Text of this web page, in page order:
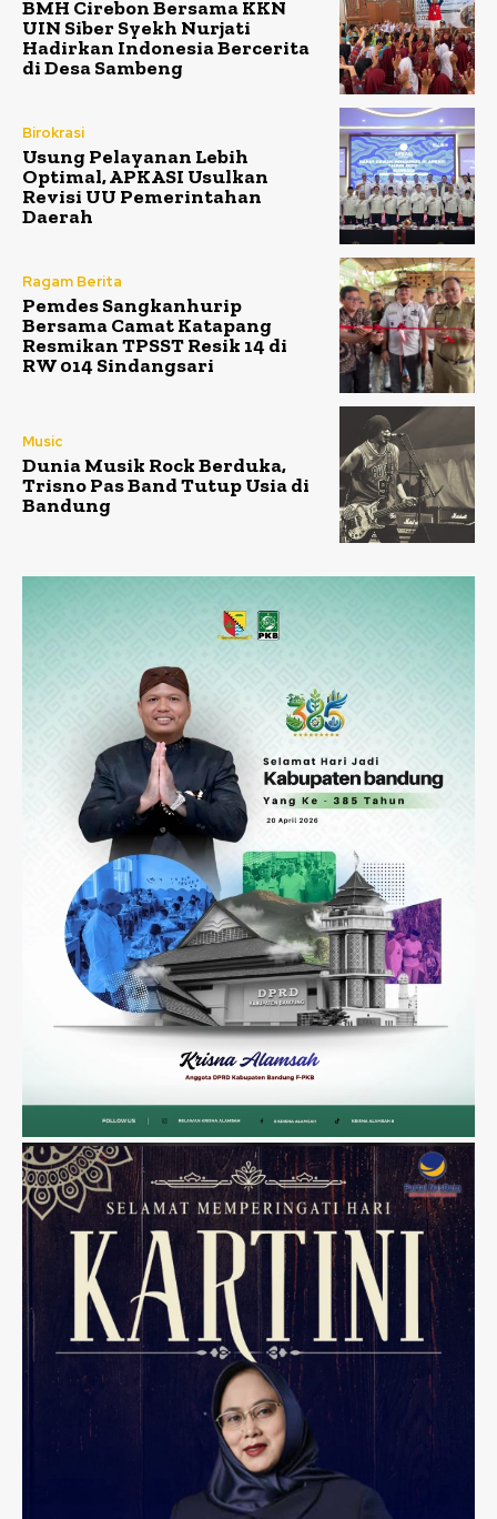
BMH Cirebon Bersama KKN
UIN Siber Syekh Nurjati
Hadirkan Indonesia Bercerita
di Desa Sambeng
Birokrasi
Usung Pelayanan Lebih
Optimal, APKASI Usulkan
Revisi UU Pemerintahan
Daerah
Ragam Berita
Pemdes Sangkanhurip
Bersama Camat Katapang
Resmikan TPSST Resik 14 di
RW 014 Sindangsari
Music
Dunia Musik Rock Berduka,
Trisno Pas Band Tutup Usia di
Bandung